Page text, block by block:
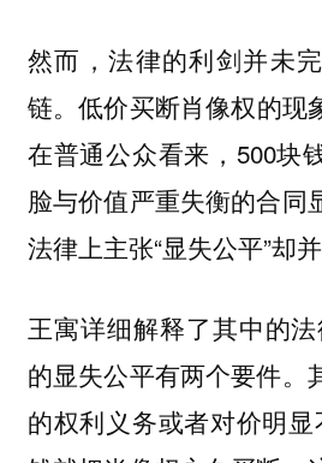
然而，法律的利剑并未
链。低价买断肖像权的现
在普通公众看来，500块
脸与价值严重失衡的合同
法律上主张“显失公平”却并
王寓详细解释了其中的
的显失公平有两个要件。
的权利义务或者对价明